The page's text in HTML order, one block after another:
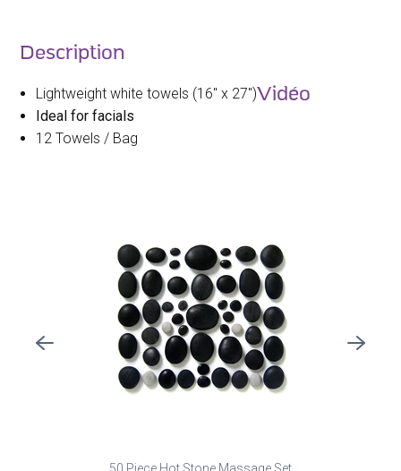
Description
Lightweight white towels (16" x 27")
Ideal for facials
12 Towels / Bag
Vidéo